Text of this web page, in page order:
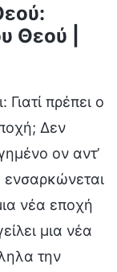
Θεού |
πρέπει ο
Δεν
ον αντ’
ενσαρκώνεται
νέα εποχή
μια νέα
την